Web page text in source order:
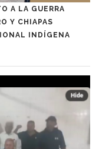
A LA GUERRA
Y CHIAPAS
INDÍGENA